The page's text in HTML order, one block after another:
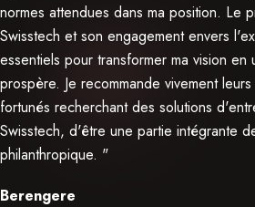
normes attendues dans ma position. Le
Swisstech et son engagement envers
essentiels pour transformer ma vision en
prospère. Je recommande vivement
fortunés recherchant des solutions
Swisstech, d'être une partie intégrante
philanthropique. "
Berengere